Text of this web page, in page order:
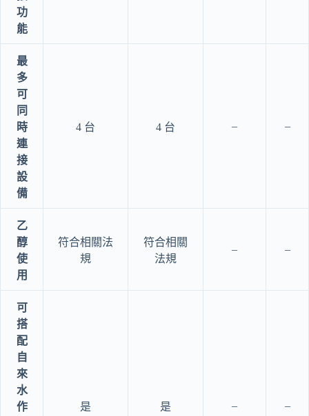
功
能
最
多
可
同
時
連
接
設
備
4 台 4 台 – –
乙
醇
使
用
符合相關法
規
符合相關
法規
– –
可
搭
配
自
來
水
作
是 是 – –